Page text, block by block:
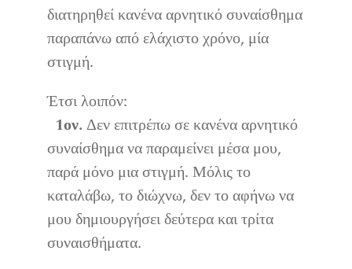
διατηρηθεί κανένα αρνητικό συναίσθημα
παραπάνω από ελάχιστο χρόνο, μία
στιγμή.
Έτσι λοιπόν:
1ον. Δεν επιτρέπω σε κανένα αρνητικό
συναίσθημα να παραμείνει μέσα μου,
παρά μόνο μια στιγμή. Μόλις το
καταλάβω, το διώχνω, δεν το αφήνω να
μου δημιουργήσει δεύτερα και τρίτα
συναισθήματα.